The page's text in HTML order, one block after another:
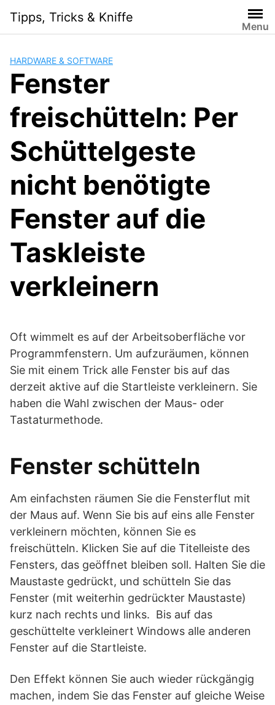
content
Tipps, Tricks & Kniffe
Menu
HARDWARE & SOFTWARE
Fenster
freischütteln: Per
Schüttelgeste
nicht benötigte
Fenster auf die
Taskleiste
verkleinern
Oft wimmelt es auf der Arbeitsoberfläche vor
Programmfenstern. Um aufzuräumen, können
Sie mit einem Trick alle Fenster bis auf das
derzeit aktive auf die Startleiste verkleinern. Sie
haben die Wahl zwischen der Maus- oder
Tastaturmethode.
Fenster schütteln
Am einfachsten räumen Sie die Fensterflut mit
der Maus auf. Wenn Sie bis auf eins alle Fenster
verkleinern möchten, können Sie es
freischütteln. Klicken Sie auf die Titelleiste des
Fensters, das geöffnet bleiben soll. Halten Sie die
Maustaste gedrückt, und schütteln Sie das
Fenster (mit weiterhin gedrückter Maustaste)
kurz nach rechts und links. Bis auf das
geschüttelte verkleinert Windows alle anderen
Fenster auf die Startleiste.
Den Effekt können Sie auch wieder rückgängig
machen, indem Sie das Fenster auf gleiche Weise